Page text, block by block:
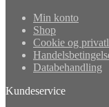
Min konto
Shop
Cookie og
Databehandling
Kundeservice